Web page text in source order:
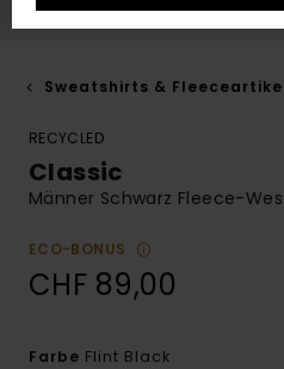
Sweatshirts &
RECYCLED
Classic
Männer Schwarz Fleece-
ECO-BONUS
CHF 89,00
Farbe Flint Black